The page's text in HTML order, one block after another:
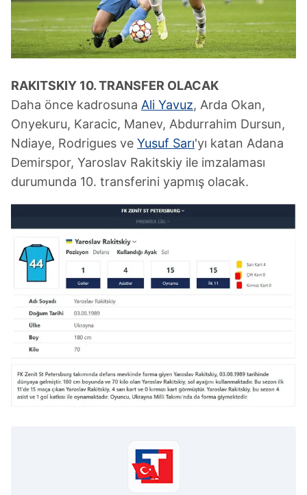
RAKITSKIY 10. TRANSFER OLACAK
Daha önce kadrosuna Ali Yavuz, Arda Okan,
Onyekuru, Karacic, Manev, Abdurrahim Dursun,
Ndiaye, Rodrigues ve Yusuf Sarı'yı katan Adana
Demirspor, Yaroslav Rakitskiy ile imzalaması
durumunda 10. transferini yapmış olacak.